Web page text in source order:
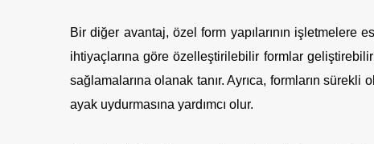
Bir diğer avantaj, özel form yapılarının işletmelere
ihtiyaçlarına göre özelleştirilebilir formlar
sağlamalarına olanak tanır. Ayrıca, formların
ayak uydurmasına yardımcı olur.